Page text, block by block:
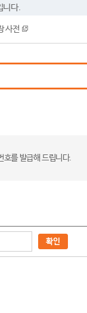
니다.
사전
호를 발급해 드립니다.
확인